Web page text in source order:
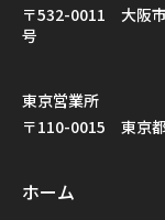
〒532-0011 大阪
号
東京営業所
〒110-0015 東京
ホーム